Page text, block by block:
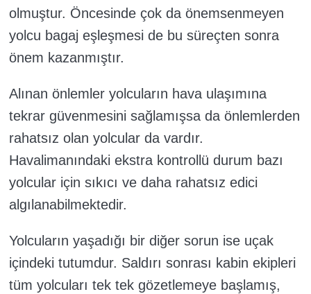
olmuştur. Öncesinde çok da önemsenmeyen
yolcu bagaj eşleşmesi de bu süreçten sonra
önem kazanmıştır.
Alınan önlemler yolcuların hava ulaşımına
tekrar güvenmesini sağlamışsa da önlemlerden
rahatsız olan yolcular da vardır.
Havalimanındaki ekstra kontrollü durum bazı
yolcular için sıkıcı ve daha rahatsız edici
algılanabilmektedir.
Yolcuların yaşadığı bir diğer sorun ise uçak
içindeki tutumdur. Saldırı sonrası kabin ekipleri
tüm yolcuları tek tek gözetlemeye başlamış,